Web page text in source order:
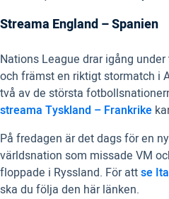
Streama England – Spanien
Nations League drar igång
och främst en riktigt stormatch i
två av de största
streama Tyskland – Frankrike
På fredagen är det dags för en
världsnation som missade VM
floppade i Ryssland. För attse
ska du följa den här länken.